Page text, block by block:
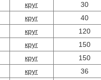
круг
30
круг
40
круг
120
круг
150
круг
150
круг
36